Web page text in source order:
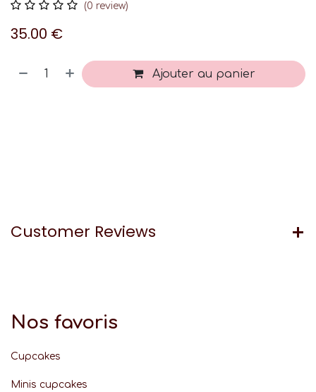
(0 review)
35.00 €
Ajouter au panier
Customer Reviews
Nos favoris
Cupcakes
Minis cupcakes